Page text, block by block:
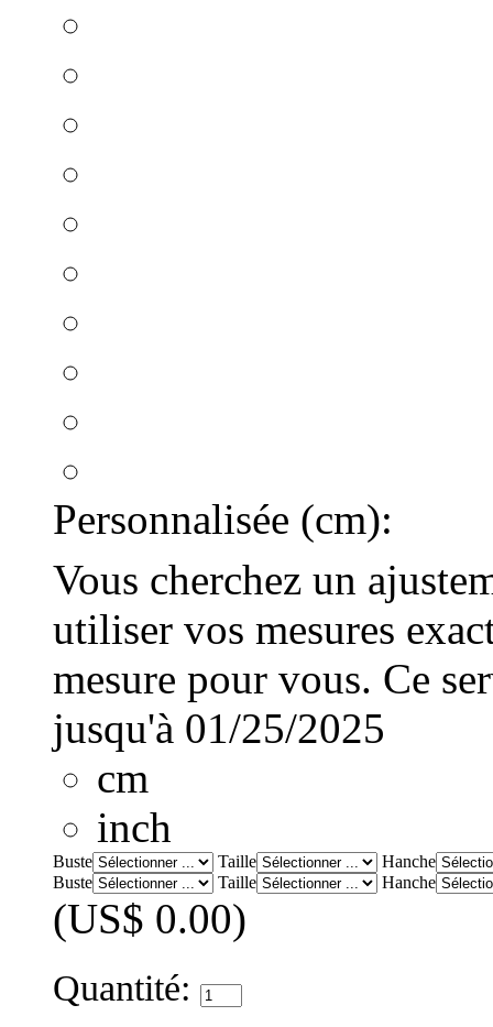
Personnalisée (cm):
Vous cherchez un
utiliser vos mesures
mesure pour vous. Ce
jusqu'à 01/25/2025
cm
inch
Buste Taille
Hanche
Buste
Taille Hanche
(US$ 0.00)
Quantité: